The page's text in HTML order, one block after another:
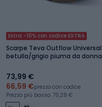
Extra -10% con codice EXTRA
Scarpe Teva Outflow Universal
betulla/grigio piuma da donna
73,99 €
66,59 €prezzo con codice
Prezzo più basso: 70,29 €